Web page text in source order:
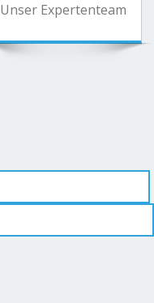
Unser Expertenteam